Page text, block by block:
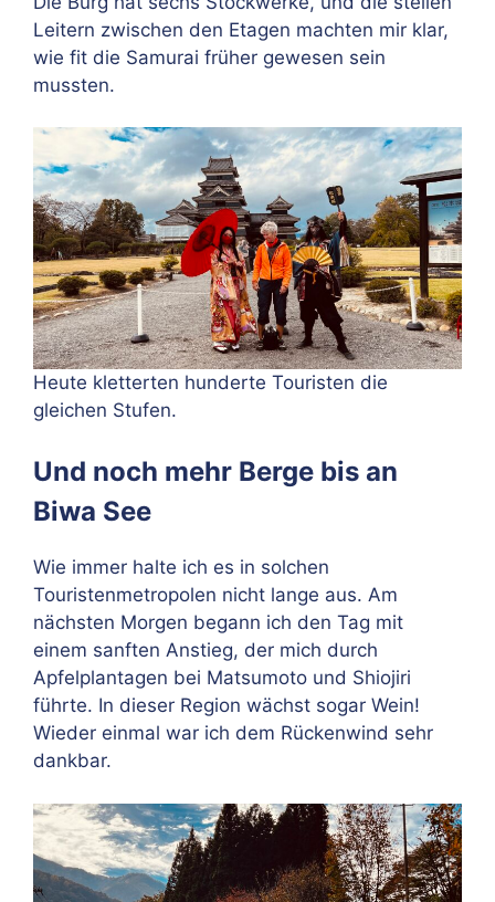
Leitern zwischen den Etagen machten mir klar,
wie fit die Samurai früher gewesen sein
mussten.
Heute kletterten hunderte Touristen die
gleichen Stufen.
Und noch mehr Berge bis an
Biwa See
Wie immer halte ich es in solchen
Touristenmetropolen nicht lange aus. Am
nächsten Morgen begann ich den Tag mit
einem sanften Anstieg, der mich durch
Apfelplantagen bei Matsumoto und Shiojiri
führte. In dieser Region wächst sogar Wein!
Wieder einmal war ich dem Rückenwind sehr
dankbar.